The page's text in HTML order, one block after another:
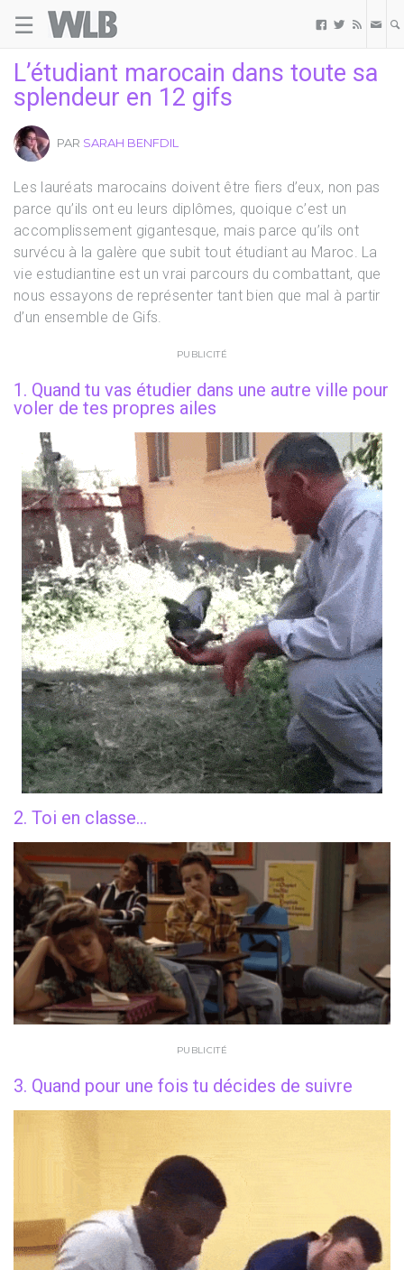
☰   
L’étudiant marocain dans toute sa
splendeur en 12 gifs
PAR SARAH BENFDIL
Les lauréats marocains doivent être fiers d’eux, non pas
parce qu’ils ont eu leurs diplômes, quoique c’est un
accomplissement gigantesque, mais parce qu’ils ont
survécu à la galère que subit tout étudiant au Maroc. La
vie estudiantine est un vrai parcours du combattant, que
nous essayons de représenter tant bien que mal à partir
d’un ensemble de Gifs.
PUBLICITÉ
1. Quand tu vas étudier dans une autre ville pour
voler de tes propres ailes
2. Toi en classe…
PUBLICITÉ
3. Quand pour une fois tu décides de suivre